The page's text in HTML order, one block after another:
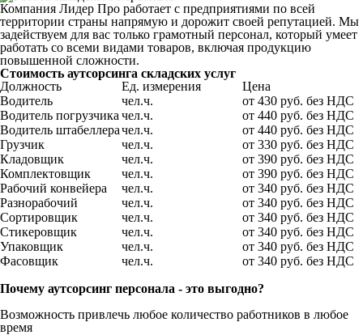
Компания Лидер Про работает с предприятиями по всей
территории страны напрямую и дорожит своей репутацией. Мы
задействуем для вас только грамотный персонал, который умеет
работать со всеми видами товаров, включая продукцию
повышенной сложности.
Стоимость аутсорсинга складских услуг
Должность
Ед. измерения
Цена
Водитель
чел.ч.
от 430 руб. без НДС
Водитель погрузчика чел.ч.
от 440 руб. без НДС
Водитель штабеллерачел.ч.
от 440 руб. без НДС
Грузчик
чел.ч.
от 330 руб. без НДС
Кладовщик
чел.ч.
от 390 руб. без НДС
Комплектовщик
чел.ч.
от 390 руб. без НДС
Рабочий конвейера
чел.ч.
от 340 руб. без НДС
Разнорабочий
чел.ч.
от 340 руб. без НДС
Сортировщик
чел.ч.
от 340 руб. без НДС
Стикеровщик
чел.ч.
от 340 руб. без НДС
Упаковщик
чел.ч.
от 340 руб. без НДС
Фасовщик
чел.ч.
от 340 руб. без НДС
Почему аутсорсинг персонала - это выгодно?
Возможность привлечь любое количество работников в любое
время